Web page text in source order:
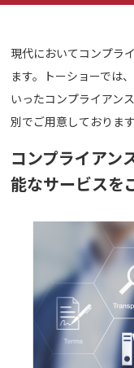
現代においてコンプラ
ます。トーショーでは
いったコンプライアン
別でご用意しております
コンプライアン
能なサービスを